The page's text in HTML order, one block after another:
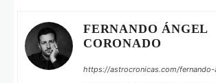
FERNANDO ÁNGEL
CORONADO
https://astrocronicas.com/